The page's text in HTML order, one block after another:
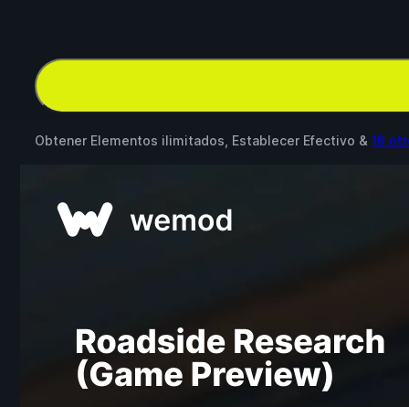
Obtener Elementos ilimitados, Establecer Efectivo & 16